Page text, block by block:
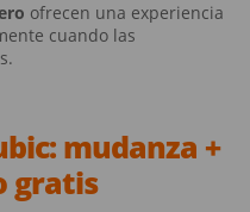
ofrecen una experiencia
cuando las
mudanza +
gratis